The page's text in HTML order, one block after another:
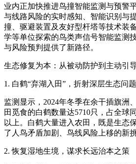
业内正加快推进鸟撞智能监测与预警
与线路风险的实时感知、智能识别与
撞、驱避装置及友好型杆塔等技术装
学等单位探索的鸟类声信号智能监测
与风险预判提供了新路径。
生态修复为本：从被动防护到主动引
1. 白鹤“弃湖入田”，折射深层生态问题
监测显示，2024年冬季在余干插旗洲
田觅食的白鹤数量达5710只，占全球
以上。白鹤大量进入农田，既是生态
了人鸟矛盾加剧、鸟线风险上移的新挑
2. 恢复湿地生境，谋求长远治本之策